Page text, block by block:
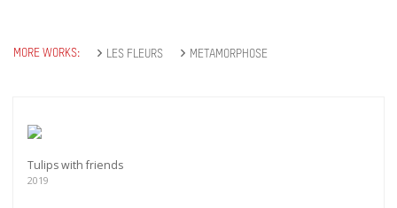
MORE WORKS: LES FLEURS METAMORPHOSE
Tulips with friends
2019